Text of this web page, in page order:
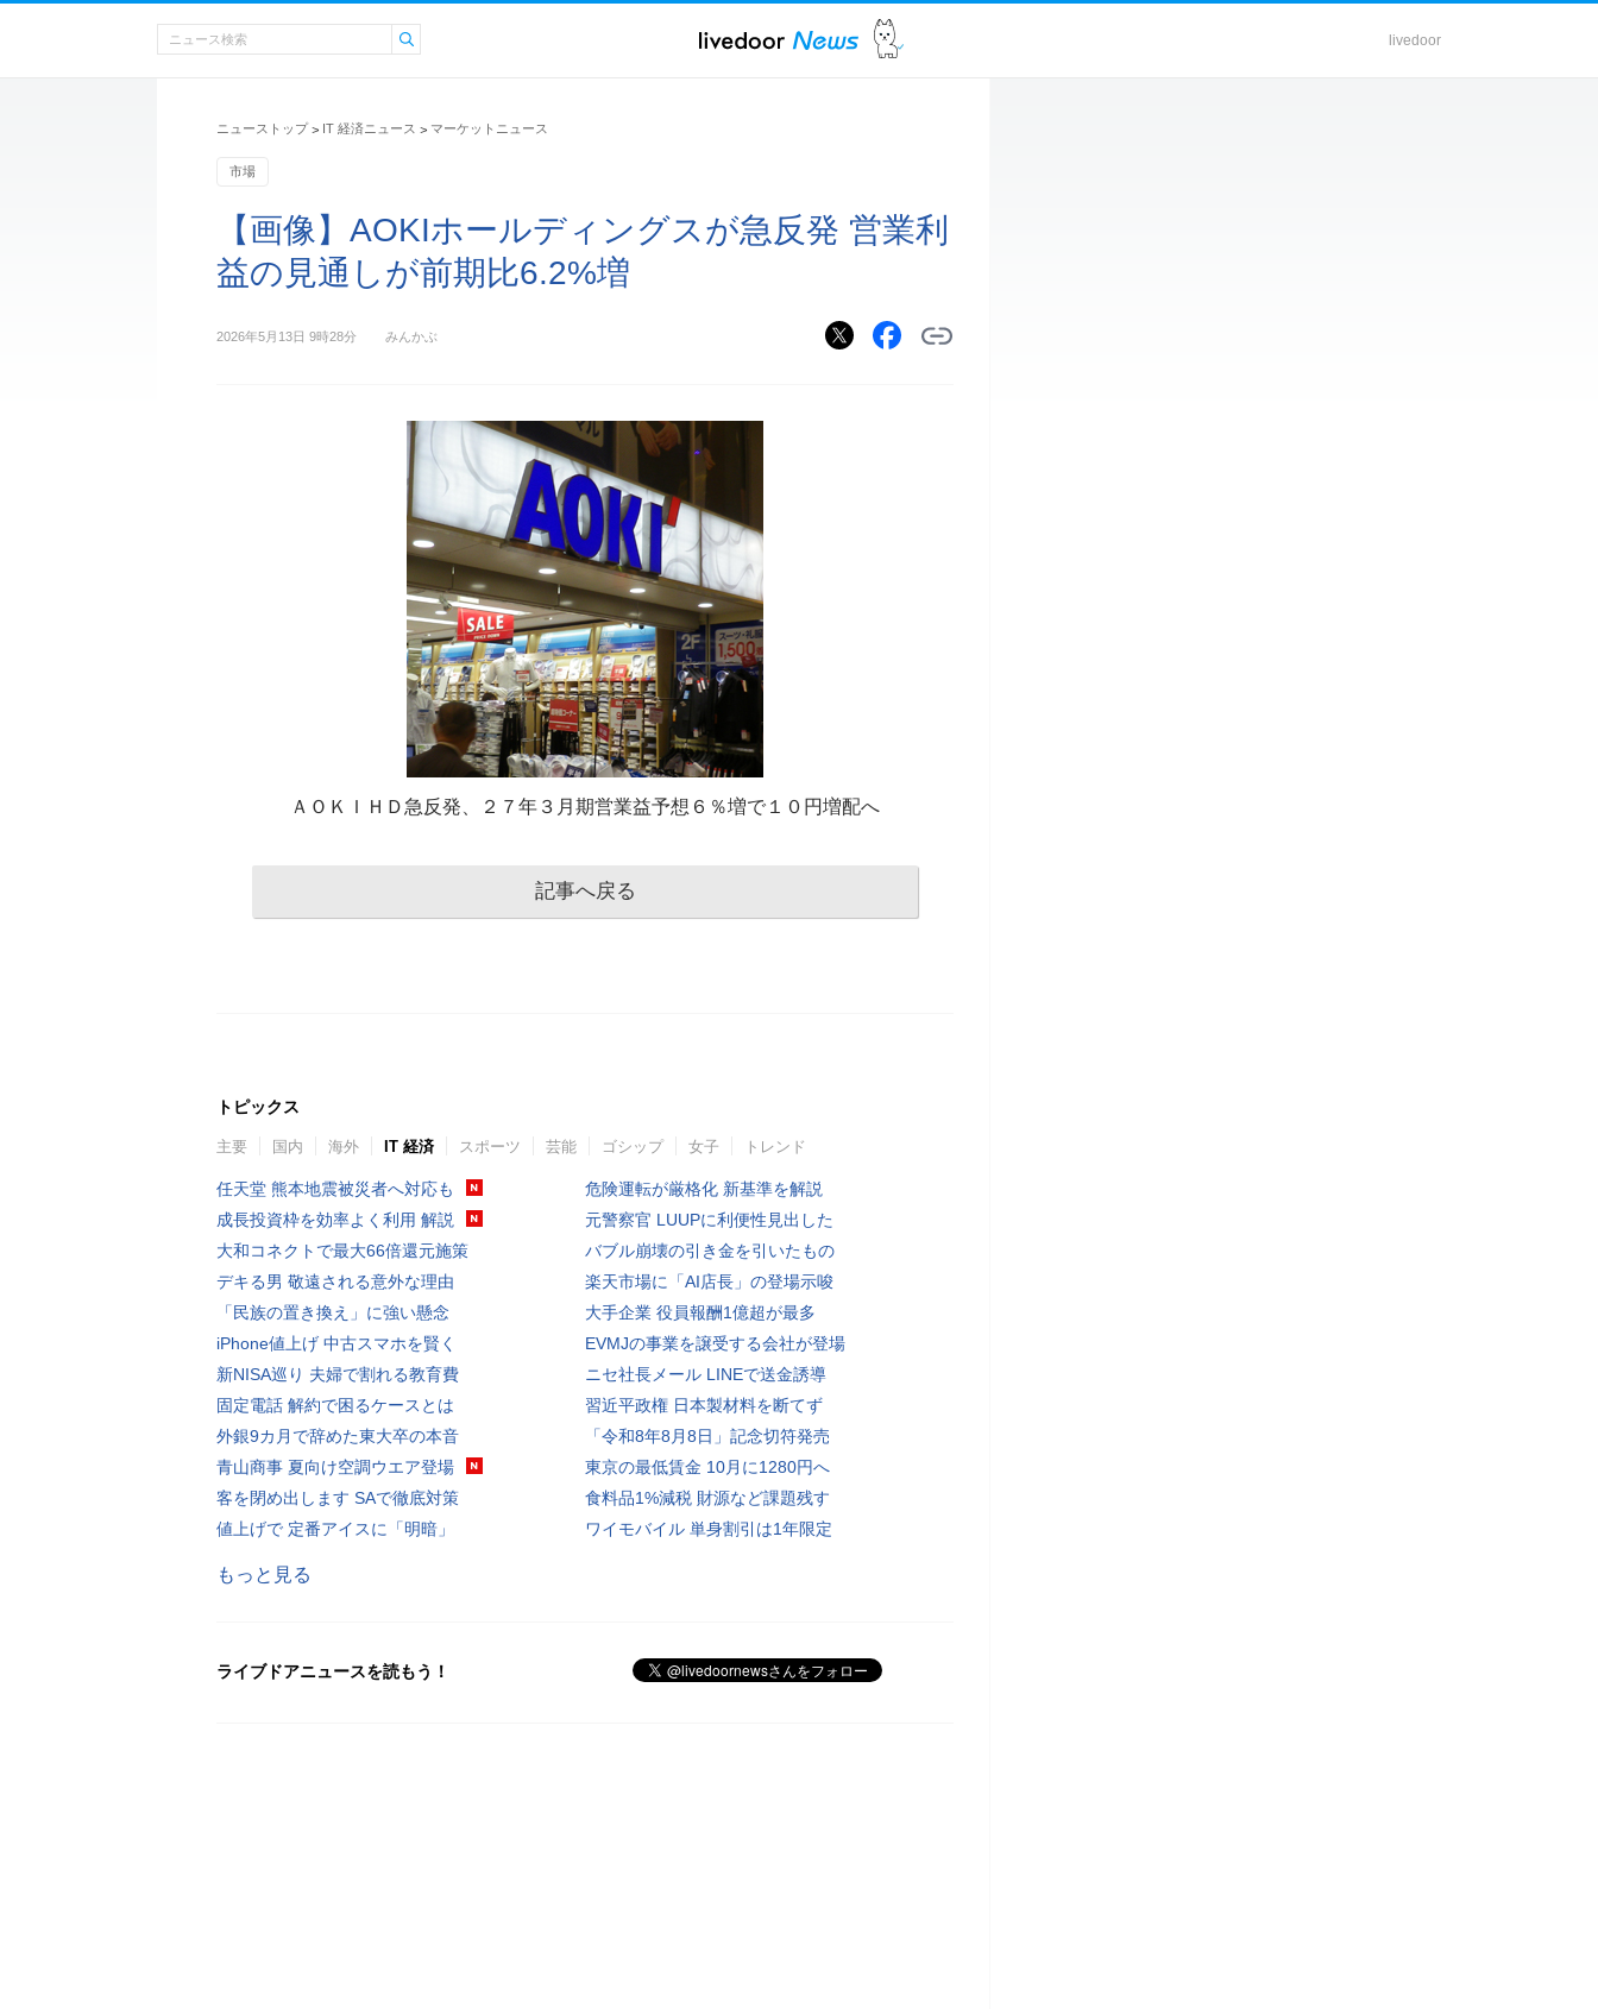
livedoor
ニューストップ > IT 経済ニュース > マーケットニュース
市場
【画像】AOKIホールディングスが急反発 営業利
益の見通しが前期比6.2%増
2026年5月13日 9時28分 みんかぶ
ＡＯＫＩＨＤ急反発、２７年３月期営業益予想６％増で１０円増配へ
記事へ戻る
トピックス
主要 国内 海外 IT 経済 スポーツ 芸能 ゴシップ 女子 トレンド
任天堂 熊本地震被災者へ対応も
成長投資枠を効率よく利用 解説
大和コネクトで最大66倍還元施策
デキる男 敬遠される意外な理由
「民族の置き換え」に強い懸念
iPhone値上げ 中古スマホを賢く
新NISA巡り 夫婦で割れる教育費
固定電話 解約で困るケースとは
外銀9カ月で辞めた東大卒の本音
青山商事 夏向け空調ウエア登場
客を閉め出します SAで徹底対策
値上げで 定番アイスに「明暗」
危険運転が厳格化 新基準を解説
元警察官 LUUPに利便性見出した
バブル崩壊の引き金を引いたもの
楽天市場に「AI店長」の登場示唆
大手企業 役員報酬1億超が最多
EVMJの事業を譲受する会社が登場
ニセ社長メール LINEで送金誘導
習近平政権 日本製材料を断てず
「令和8年8月8日」記念切符発売
東京の最低賃金 10月に1280円へ
食料品1%減税 財源など課題残す
ワイモバイル 単身割引は1年限定
もっと見る
ライブドアニュースを読もう！